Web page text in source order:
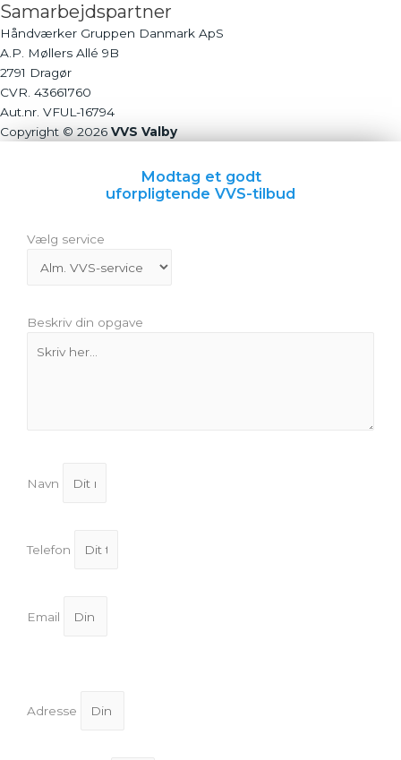
Samarbejdspartner
Håndværker Gruppen Danmark ApS
A.P. Møllers Allé 9B
2791 Dragør
CVR. 43661760
Aut.nr. VFUL-16794
Copyright © 2026 VVS Valby
Modtag et godt
uforpligtende VVS-tilbud
Vælg service
Beskriv din opgave
Navn
Telefon
Email
Adresse